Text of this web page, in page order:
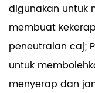
digunakan untuk
membuat
peneutralan caj;
untuk
menyerap dan